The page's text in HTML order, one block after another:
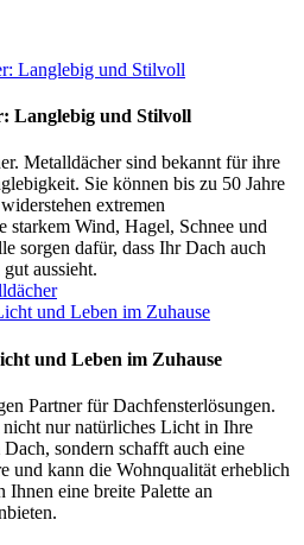
Langlebig und Stilvoll
Metalldächer sind bekannt für ihre
Sie können bis zu 50 Jahre
extremen
starkem Wind, Hagel, Schnee und
sorgen dafür, dass Ihr Dach auch
aussieht.
und Leben im Zuhause
Partner für Dachfensterlösungen.
nur natürliches Licht in Ihre
sondern schafft auch eine
und kann die Wohnqualität erheblich
Ihnen eine breite Palette an